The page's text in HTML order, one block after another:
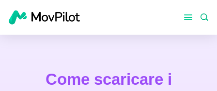
Come scaricare i